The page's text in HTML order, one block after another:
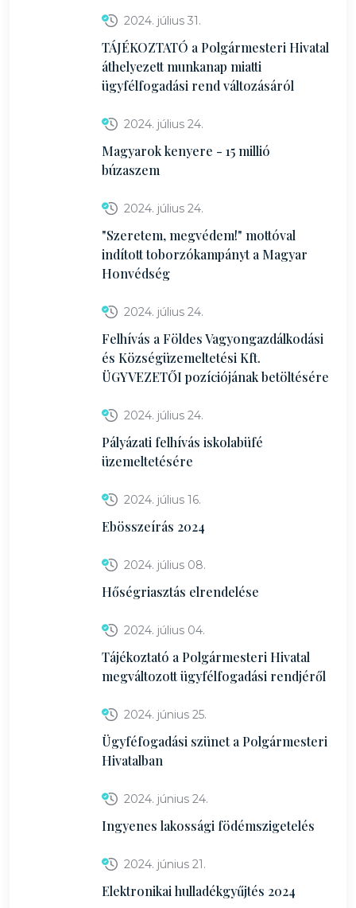
2024. július 31.
TÁJÉKOZTATÓ a Polgármesteri Hivatal
áthelyezett munkanap miatti
ügyfélfogadási rend változásáról
2024. július 24.
Magyarok kenyere - 15 millió
búzaszem
2024. július 24.
"Szeretem, megvédem!" mottóval
indított toborzókampányt a Magyar
Honvédség
2024. július 24.
Felhívás a Földes Vagyongazdálkodási
és Községüzemeltetési Kft.
ÜGYVEZETŐI pozíciójának betöltésére
2024. július 24.
Pályázati felhívás iskolabüfé
üzemeltetésére
2024. július 16.
Ebösszeírás 2024
2024. július 08.
Hőségriasztás elrendelése
2024. július 04.
Tájékoztató a Polgármesteri Hivatal
megváltozott ügyfélfogadási rendjéről
2024. június 25.
Ügyféfogadási szünet a Polgármesteri
Hivatalban
2024. június 24.
Ingyenes lakossági födémszigetelés
2024. június 21.
Elektronikai hulladékgyűjtés 2024